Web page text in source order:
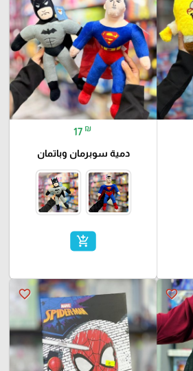
17 ₪
دمية سوبرمان وباتمان
add_shopping_cart
favorite_border
favorite_border